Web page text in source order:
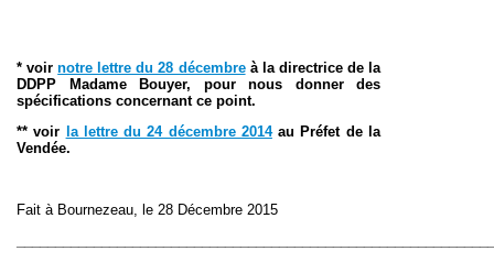
* voirnotre lettre du 28 décembreà la directrice de la
DDPP Madame Bouyer, pour nous donner des
spécifications concernant ce point.
** voir
la lettre du 24 décembre 2014au Préfet de la
Vendée.
Fait à Bournezeau, le 28 Décembre 2015